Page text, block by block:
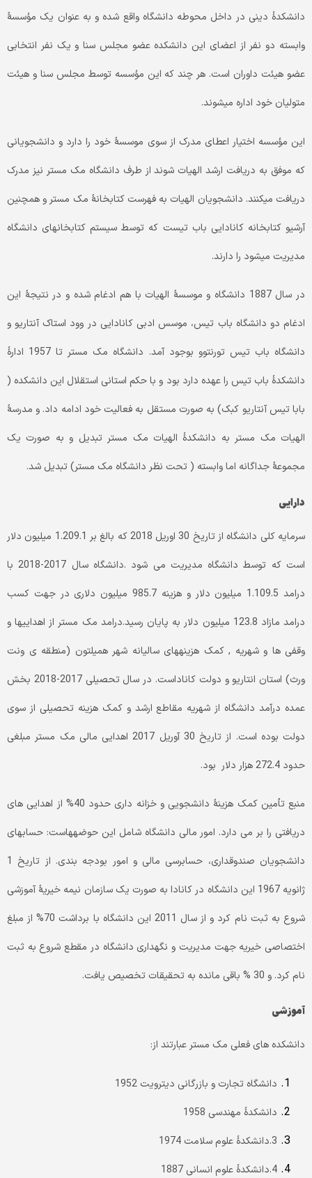
دانشکدۀ دینی در داخل محوطه دانشگاه واقع شده و به عنوان یک مؤسسۀ
وابسته دو نفر از اعضای این دانشکده عضو مجلس سنا و یک نفر انتخابی
عضو هیئت داوران است. هر چند که این مؤسسه توسط مجلس سنا و هیئت
متولیان خود اداره می­شوند.
این مؤسسه اختیار اعطای مدرک از سوی موسسۀ خود را دارد و دانشجویانی
که موفق به دریافت ارشد الهیات شوند از طرف دانشگاه مک مستر نیز مدرک
دریافت می­کنند. دانشجویان الهیات به فهرست کتابخانۀ مک مستر و همچنین
آرشیو کتابخانه کانادایی باب تیست که توسط سیستم کتابخانه­ای دانشگاه
مدیریت می­شود را دارند.
در سال 1887 دانشگاه و موسسۀ الهیات با هم ادغام شده و در نتیجۀ این
ادغام دو دانشگاه باب تیس، موسس ادبی کانادایی در وود استاک آنتاریو و
دانشگاه باب تیس تورنتوو بوجود آمد. دانشگاه مک مستر تا 1957 ادارۀ
دانشکدۀ باب تیس را عهده دارد بود و با حکم استانی استقلال این دانشکده (
بابا تیس آنتاریو کبک) به صورت مستقل به فعالیت خود ادامه داد. و مدرسۀ
الهیات مک مستر به دانشکدۀ الهیات مک مستر تبدیل و به صورت یک
مجموعۀ جداگانه اما وابسته ( تحت نظر دانشگاه مک مستر) تبدیل شد.
دارایی
سرمایه کلی دانشگاه از تاریخ 30 اوریل 2018 که بالغ بر 1.209.1 میلیون دلار
است که توسط دانشگاه مدیریت می شود .دانشگاه سال 2017-2018 با
درامد 1.109.5 میلیون دلار و هزینه 985.7 میلیون دلاری در جهت کسب
درامد مازاد 123.8 میلیون دلار به پایان رسید.درامد مک مستر از اهدایی­ها و
وقفی ها و شهریه , کمک هزینه­های سالیانه شهر همیلتون (منطقه ی ونت
ورث) استان انتاریو و دولت کاناداست. در سال تحصیلی 2017-2018 بخش
عمده درآمد دانشگاه از شهریه مقاطع ارشد و کمک هزینه تحصیلی از سوی
دولت بوده است. از تاریخ 30 آوریل 2017 اهدایی مالی مک مستر مبلغی
حدود 272.4 هزار دلار بود.
منبع تأمین کمک هزینۀ دانشجویی و خزانه داری حدود 40% از اهدایی های
دریافتی را بر می دارد. امور مالی دانشگاه شامل این حوضه­هاست: حساب­های
دانشجویان صندوقداری، حسابرسی مالی و امور بودجه بندی. از تاریخ 1
ژانویه 1967 این دانشگاه در کانادا به صورت یک سازمان نیمه خیریۀ آموزشی
شروع به ثبت نام کرد و از سال 2011 این دانشگاه با برداشت 70% از مبلغ
اختصاصی خیریه جهت مدیریت و نگهداری دانشگاه در مقطع شروع به ثبت
نام کرد. و 30 % باقی مانده به تحقیقات تخصیص یافت.
آموزشی
دانشکده های فعلی مک مستر عبارتند از:
دانشگاه تجارت و بازرگانی دیترویت 1952
دانشکدۀ مهندسی 1958
3.دانشکدۀ علوم سلامت 1974
4.دانشکدۀ علوم انسانی 1887